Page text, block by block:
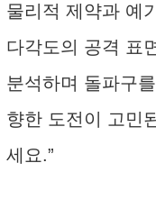
물리적 제약과 예
다각도의 공격 표
분석하며 돌파구
향한 도전이 고민
세요.”